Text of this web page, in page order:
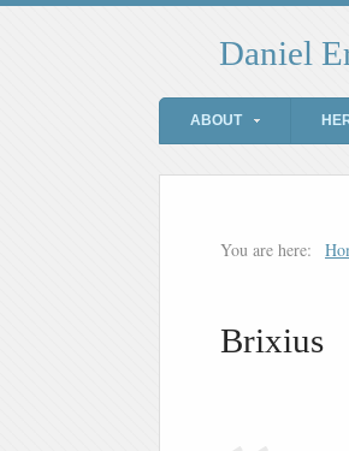
Daniel
ABOUT
You are here:
Brixius